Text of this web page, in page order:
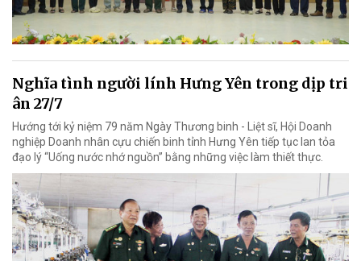
Nghĩa tình người lính Hưng Yên trong dịp tri
ân 27/7
Hướng tới kỷ niệm 79 năm Ngày Thương binh - Liệt sĩ, Hội Doanh
nghiệp Doanh nhân cựu chiến binh tỉnh Hưng Yên tiếp tục lan tỏa
đạo lý “Uống nước nhớ nguồn” bằng những việc làm thiết thực.